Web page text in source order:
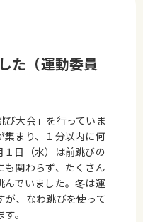
た（運動委員
大会」を行っていま
まり、１分以内に何
日（水）は前跳びの
関わらず、たくさん
んでいました。冬は運
が、なわ跳びを使って
。